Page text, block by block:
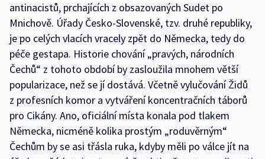
antinacistů, prchajících z obsazovaných Sudet po
Mnichově. Úřady Česko-Slovenské, tzv. druhé republiky,
je po celých vlacích vracely zpět do Německa, tedy do
péče gestapa. Historie chování „pravých, národních
Čechů“ z tohoto období by zasloužila mnohem větší
popularizace, než se jí dostává. Včetně vylučování Židů
z profesních komor a vytváření koncentračních táborů
pro Cikány. Ano, oficiální místa konala pod tlakem
Německa, nicméně kolika prostým „roduvěrným“
Čechům by se asi třásla ruka, kdyby měli po válce jít na